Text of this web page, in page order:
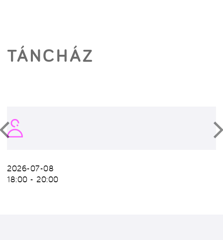
TÁNCHÁZ
2026-07-08
18:00 - 20:00